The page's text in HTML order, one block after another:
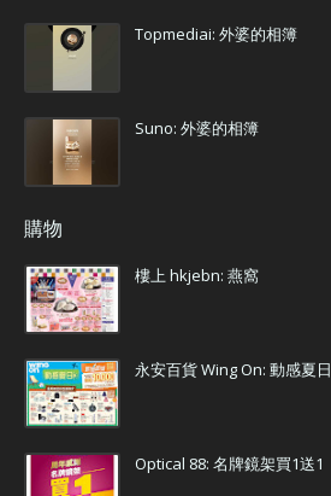
Topmediai: 外婆的相簿
Suno: 外婆的相簿
購物
樓上 hkjebn: 燕窩
永安百貨 Wing On: 動感夏日
Optical 88: 名牌鏡架買1送1